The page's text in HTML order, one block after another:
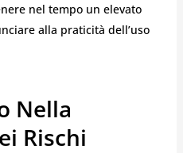
nel tempo un elevato
alla praticità dell’uso
Nella
Rischi